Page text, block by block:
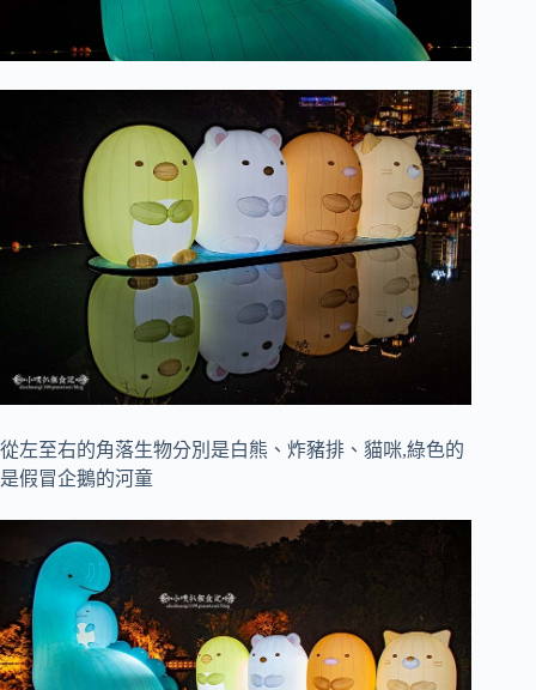
從左至右的角落生物分別是白熊、炸豬排、貓咪,綠色的
是假冒企鵝的河童